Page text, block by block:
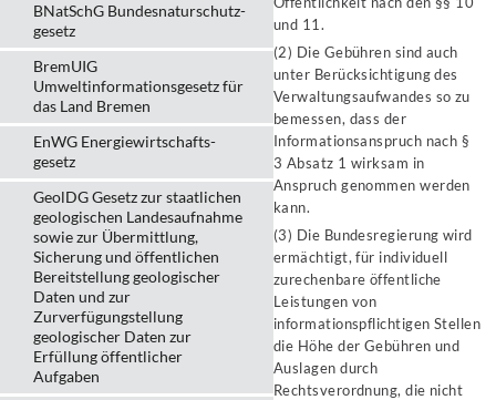
BNatSchG Bundesnaturschutz-
gesetz
BremUIG
Umweltinformationsgesetz für
das Land Bremen
EnWG Energiewirtschafts-
gesetz
GeolDG Gesetz zur staatlichen
geologischen Landesaufnahme
sowie zur Übermittlung,
Sicherung und öffentlichen
Bereitstellung geologischer
Daten und zur
Zurverfügungstellung
geologischer Daten zur
Erfüllung öffentlicher
Aufgaben
und 11.
(2) Die Gebühren sind auch
unter Berücksichtigung des
Verwaltungsaufwandes so zu
bemessen, dass der
Informationsanspruch nach §
3 Absatz 1 wirksam in
Anspruch genommen werden
kann.
(3) Die Bundesregierung wird
ermächtigt, für individuell
zurechenbare öffentliche
Leistungen von
informationspflichtigen Stellen
die Höhe der Gebühren und
Auslagen durch
Rechtsverordnung, die nicht